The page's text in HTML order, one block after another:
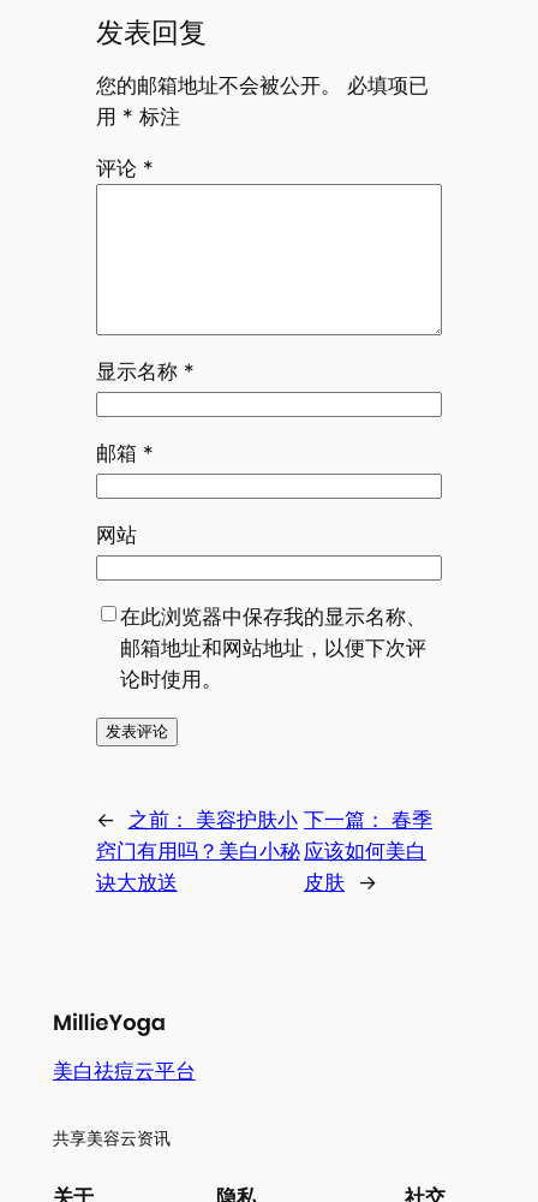
发表回复
您的邮箱地址不会被公开。
必填项已
用 * 标注
评论 *
显示名称 *
邮箱 *
网站
在此浏览器中保存我的显示名称、
邮箱地址和网站地址，以便下次评
论时使用。
← 之前： 美容护肤小
窍门有用吗？美白小秘
诀大放送
下一篇：
春季
应该如何美白
皮肤
→
美白祛痘云平台
共享美容云资讯
关于 隐私 社交